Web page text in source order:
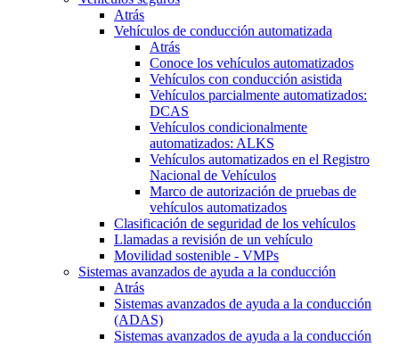
Atrás
Vehículos de conducción automatizada
Atrás
Conoce los vehículos automatizados
Vehículos con conducción asistida
Vehículos parcialmente automatizados:
DCAS
Vehículos condicionalmente
automatizados: ALKS
Vehículos automatizados en el Registro
Nacional de Vehículos
Marco de autorización de pruebas de
vehículos automatizados
Clasificación de seguridad de los vehículos
Llamadas a revisión de un vehículo
Movilidad sostenible - VMPs
Sistemas avanzados de ayuda a la conducción
Atrás
Sistemas avanzados de ayuda a la conducción
(ADAS)
Sistemas avanzados de ayuda a la conducción